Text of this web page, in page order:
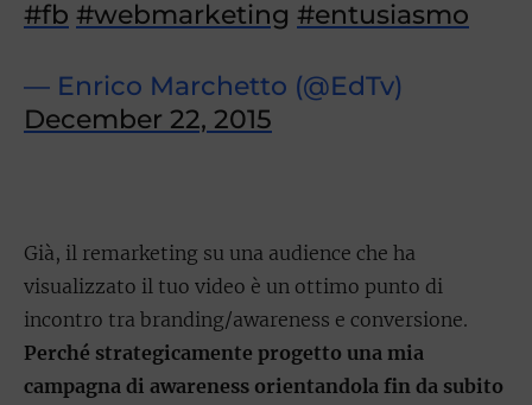
#fb #webmarketing #entusiasmo
— Enrico Marchetto (@EdTv)
December 22, 2015
Già, il remarketing su una audience che ha
visualizzato il tuo video è un ottimo punto di
incontro tra branding/awareness e conversione.
Perché strategicamente progetto una mia
campagna di awareness orientandola fin da subito